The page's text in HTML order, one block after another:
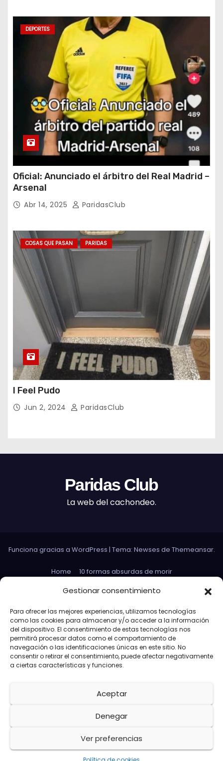
Gestionar consentimiento
Para ofrecer las mejores experiencias, utilizamos tecnologías
como las cookies para almacenar y/o acceder a la información
del dispositivo. El consentimiento de estas tecnologías nos
permitirá procesar datos como el comportamiento de
navegación o las identificaciones únicas en este sitio. No
consentir o retirar el consentimiento, puede afectar negativamente
a ciertas características y funciones.
Aceptar
Denegar
Ver preferencias
DEPORTES
Oficial: Anunciado el árbitro del Real Madrid –
Arsenal
Abr 14, 2025 ParidasClub
COSAS QUE PASAN PARIDAS
I Feel Pudo
Jun 2, 2024 ParidasClub
Paridas Club
La web del cachondeo.
Funciona gracias a WordPress | Tema: Newses de Themeansar.
Home
10 formas absurdas de morir
Datos curiosos que no sirven para nada
Efectos 3D con Gifs animados
El Rey Abdica
Las 30 Leyes sexuales más absurdas del mundo
Las leyes de Murphy
Lost: Curiosidades
Más información sobre las cookies
Memes de Avengers Capitán América
Paridas Club en las redes
Política de cookies (UE)
Toi Sheries by Rajoy